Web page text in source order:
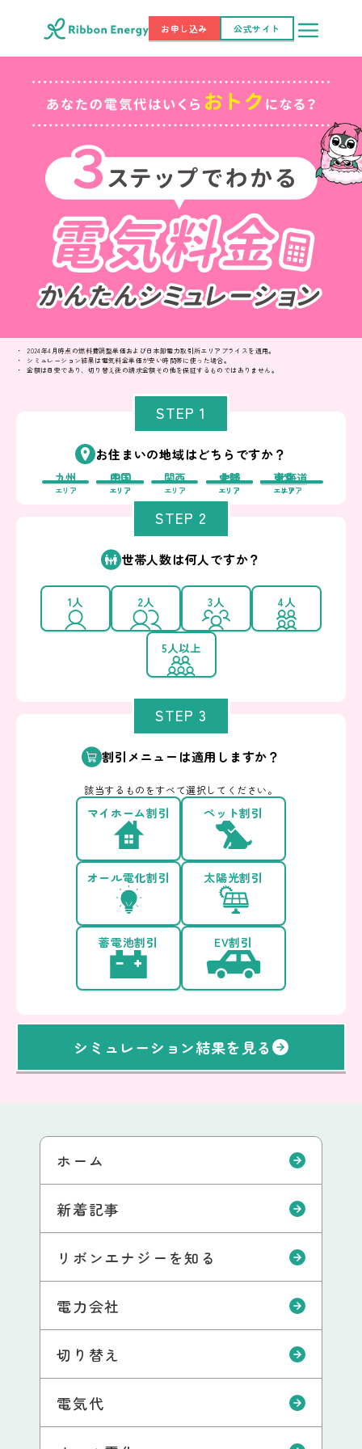
お申し込み 公式サイト
2024年4月時点の燃料費調整単価および日本卸電力取引所エリアプライスを適用。
シミュレーション結果は電気料金単価が安い時間帯に使った場合。
金額は目安であり、切り替え後の請求金額その他を保証するものではありません。
STEP 1
お住まいの地域はどちらですか？
北海道
エリア
東北
エリア
東京
エリア
中部
エリア
北陸
エリア
関西
エリア
中国
エリア
四国
エリア
九州
エリア
STEP 2
世帯人数は何人ですか？
1人 2人 3人 4人
5人以上
STEP 3
割引メニューは適用しますか？
該当するものをすべて選択してください。
マイホーム割引 ペット割引
オール電化割引 太陽光割引
蓄電池割引 EV割引
シミュレーション結果を見る
ホーム
新着記事
リボンエナジーを知る
電力会社
切り替え
電気代